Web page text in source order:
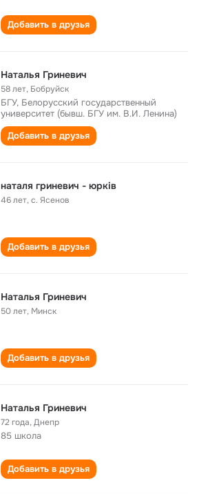
Добавить в друзья
Наталья Гриневич
58 лет, Бобруйск
БГУ, Белорусский государственный
университет (бывш. БГУ им. В.И. Ленина)
Добавить в друзья
наталя гриневич - юрків
46 лет,с. Ясенов
Добавить в друзья
Наталья Гриневич
50 лет, Минск
Добавить в друзья
Наталья Гриневич
72 года,Днепр
85 школа
Добавить в друзья